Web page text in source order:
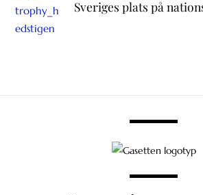
Sveriges plats på